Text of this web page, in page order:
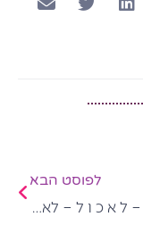
לפוסט הבא
הח ו פ ש – ל א כ ו ל – לאכול מהכל ובכל זאת לרזות